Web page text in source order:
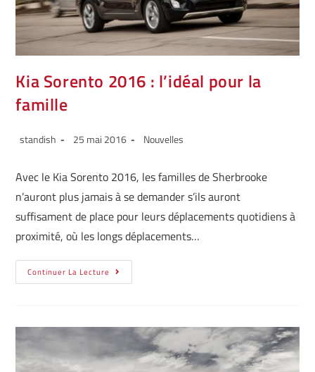
Kia Sorento 2016 : l’idéal pour la
famille
standish 25 mai 2016 Nouvelles
Avec le Kia Sorento 2016, les familles de Sherbrooke
n’auront plus jamais à se demander s’ils auront
suffisament de place pour leurs déplacements quotidiens à
proximité, où les longs déplacements…
Continuer La Lecture